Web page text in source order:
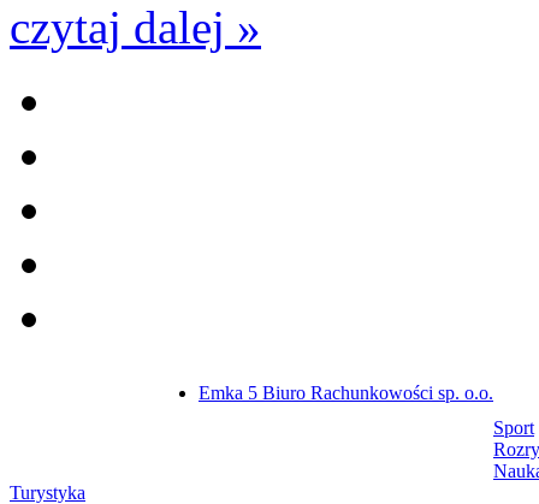
czytaj dalej »
Emka 5 Biuro Rachunkowości sp. o.o.
Sport
Turystyka